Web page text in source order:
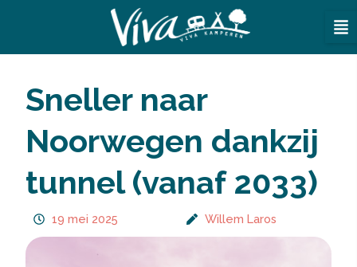
Sneller naar
Noorwegen dankzij
tunnel (vanaf 2033)
19 mei 2025 Willem Laros